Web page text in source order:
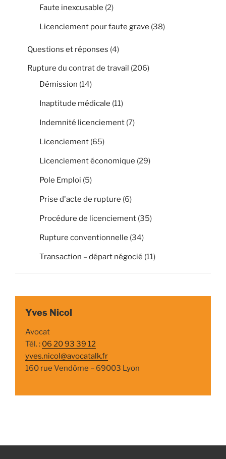
Faute inexcusable (2)
Licenciement pour faute grave (38)
Questions et réponses (4)
Rupture du contrat de travail (206)
Démission (14)
Inaptitude médicale (11)
Indemnité licenciement (7)
Licenciement (65)
Licenciement économique (29)
Pole Emploi (5)
Prise d'acte de rupture (6)
Procédure de licenciement (35)
Rupture conventionnelle (34)
Transaction – départ négocié (11)
Yves Nicol
Avocat
Tél. : 06 20 93 39 12
yves.nicol@avocatalk.fr
160 rue Vendôme – 69003 Lyon